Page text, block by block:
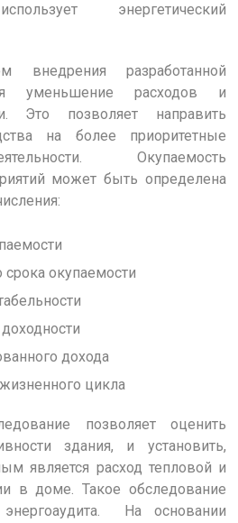
энергетический
внедрения разработанной
уменьшение расходов и
Это позволяет направить
на более приоритетные
Окупаемость
может быть определена
срока окупаемости
дохода
цикла
позволяет оценить
здания, и установить,
является расход тепловой и
в доме. Такое обследование
На основании